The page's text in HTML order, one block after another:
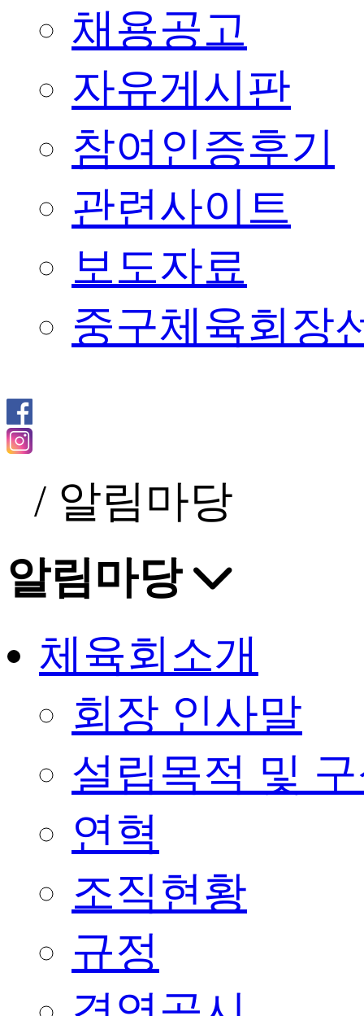
채용공고
자유게시판
참여인증후기
관련사이트
보도자료
중구체육회장
/ 알림마당
알림마당
체육회소개
회장 인사말
설립목적 및
연혁
조직현황
규정